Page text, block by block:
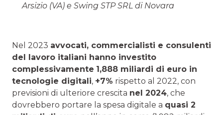
Arsizio (VA) e Swing STP SRL di Novara
Nel 2023 avvocati, commercialisti e consulenti
del lavoro italiani hanno investito
complessivamente 1,888 miliardi di euro in
tecnologie digitali, +7% rispetto al 2022, con
previsioni di ulteriore crescita nel 2024, che
dovrebbero portare la spesa digitale a quasi 2